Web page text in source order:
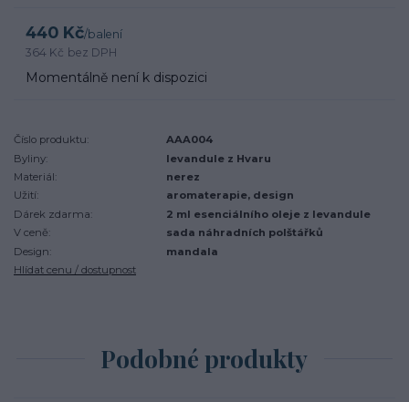
440 Kč/balení
364 Kč bez DPH
Momentálně není k dispozici
Číslo produktu:
AAA004
Byliny:
levandule z Hvaru
Materiál:
nerez
Užití:
aromaterapie, design
Dárek zdarma:
2 ml esenciálního oleje z levandule
V ceně:
sada náhradních polštářků
Design:
mandala
Hlídat cenu / dostupnost
Podobné produkty